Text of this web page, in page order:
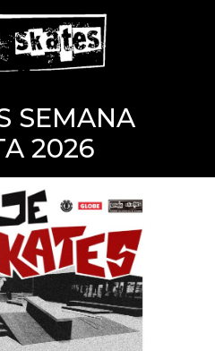
SEMANA
2026